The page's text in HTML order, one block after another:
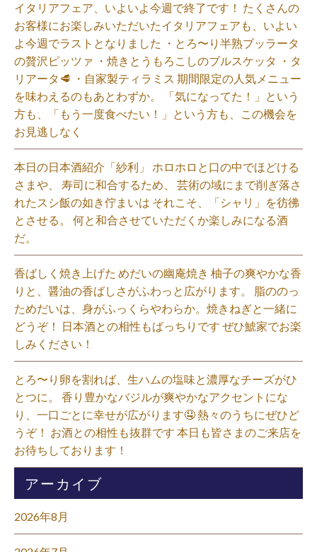
イタリアフェア、いよいよ今週で終了です！ たくさんの
お客様にお楽しみいただいたイタリアフェアも、いよい
よ今週でラストとなりました ・とろ〜り半熟ブッラータ
の贅沢ピッツァ ・焼きとうもろこしのブルスケッタ ・タ
リアータ🥩 ・自家製ティラミス 期間限定の人気メニュー
を味わえるのもあとわずか。 「気になってた！」という
方も、「もう一度食べたい！」という方も、この機会を
お見逃しなく⁡
本日の日本酒紹介「紗利」 ホロホロと口の中でほどける
さまや、 寿司に和合するため、 芸術の域にまで削ぎ落さ
れたスシ飯の如き佇まいは それこそ、「シャリ」を彷彿
とさせる。 何と和合させていただくか楽しみになる酒
だ。⁡
香ばしく焼き上げた めだいの幽庵焼き 柚子の爽やかな香
りと、醤油の香ばしさがふわっと広がります。 脂ののっ
ためだいは、身がふっくらやわらか。焼きねぎと一緒に
どうぞ！ 日本酒との相性もばっちりです ぜひ鯱家でお楽
しみください！⁡
とろ〜り卵を割れば、生ハムの塩味と濃厚なチーズがひ
とつに。 香り豊かなバジルが爽やかなアクセントにな
り、一口ごとに幸せが広がります🤤 熱々のうちにぜひど
うぞ！ お酒との相性も抜群です 本日も皆さまのご来店を
お待ちしております！⁡
アーカイブ
2026年8月